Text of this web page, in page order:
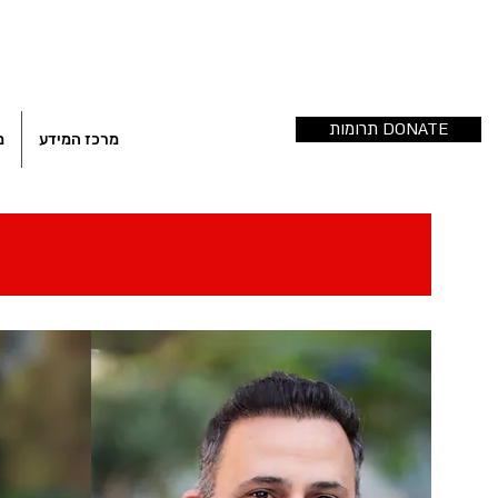
מרכז המידע תרומות DONATE